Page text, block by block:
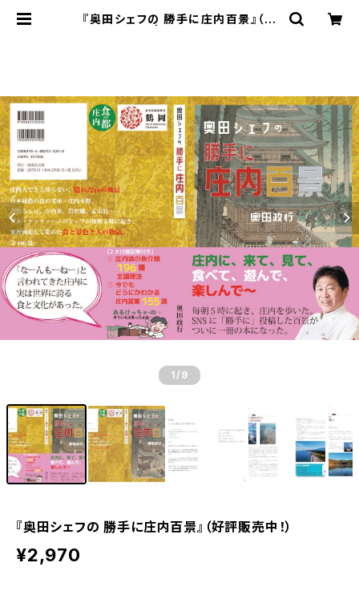
『奥田シェフの 勝手に庄内百景』（好
1 /9
『奥田シェフの 勝手に庄内百景』（好評販売中！）
¥2,970